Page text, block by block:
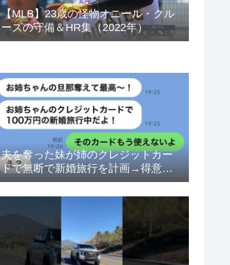
【MLB】23歳の怪物オニール・クル
ーズの守備＆HR集（2022年）
夫を奪った妹が姉のクレジットカー
ドで無断で新婚旅行を計画→得意げ
な妹に「カードは解約したから」と
伝えた時の反応が…ｗ